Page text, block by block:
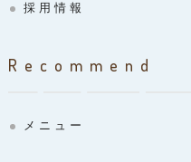
採用情報
Recommend
メニュー